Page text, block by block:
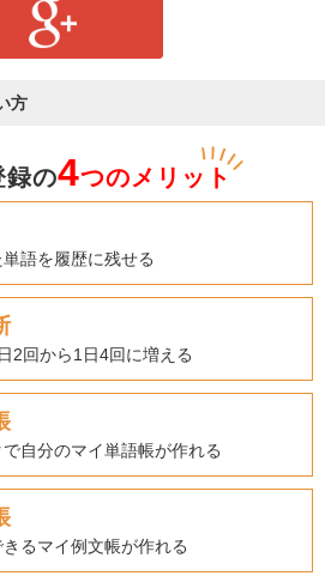
方
録の4つのメリット
語を履歴に残せる
2回から1日4回に増える
自分のマイ単語帳が作れる
るマイ例文帳が作れる